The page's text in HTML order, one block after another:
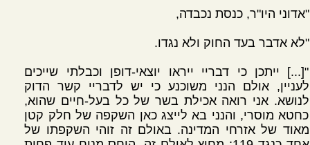
"אדוני היו"ר, כנסת נכבדה,
"לא אדבר בעד החוק ולא נגדו.
"[...] ייתכן כי דבריי ייראו יוצאי-דופן וכבלתי שייכים
לעניין, אולם הנני משוכנע כי יש לדבריי קשר הדוק
לנושא. אני רואה אכילת בשר של כל בעל-חיים שהוא,
כחטא מוסרי, והנני בא לייצג כאן השקפה של חלק קטן
מאוד של אזרחי המדינה. באולם זה זוהי השקפתו של